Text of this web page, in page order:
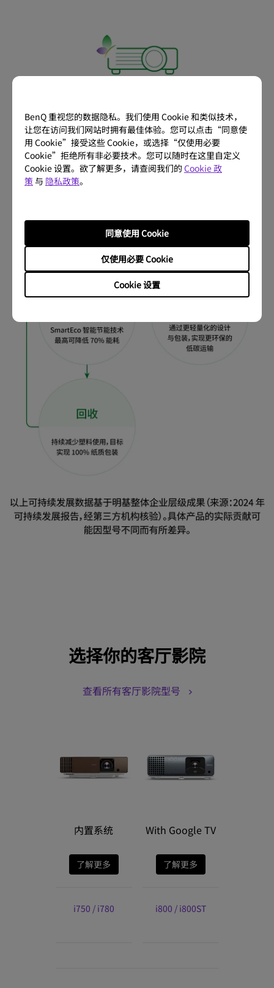
BenQ 重视您的数据隐私。我们使用 Cookie 和类似技术，
让您在访问我们网站时拥有最佳体验。您可以点击“同意使
用 Cookie”接受这些 Cookie，或选择“仅使用必要
Cookie”拒绝所有非必要技术。您可以随时在这里自定义
Cookie 设置。欲了解更多，请查阅我们的 Cookie 政
策 与 隐私政策。
Cookie 设置
仅使用必要 Cookie
同意使用 Cookie
选择你的客厅影院
查看所有客厅影院型号
内置系统
了解更多
i750 / i780
With Google TV
了解更多
i800 / i800ST